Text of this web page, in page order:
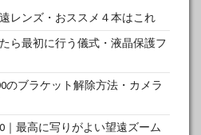
レンズ・おススメ４本はこれ
ら最初に行う儀式・液晶保護フ
のブラケット解除方法・カメラ
｜最高に写りがよい望遠ズーム